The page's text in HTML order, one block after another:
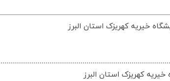
خیریه کهریزک استان البرز
کهریزک استان البرز